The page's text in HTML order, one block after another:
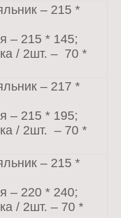
– 215 *
– 215 * 145;
/ 2шт. – 70 *
– 217 *
– 215 * 195;
/ 2шт. – 70 *
– 215 *
– 220 * 240;
/ 2шт. – 70 *